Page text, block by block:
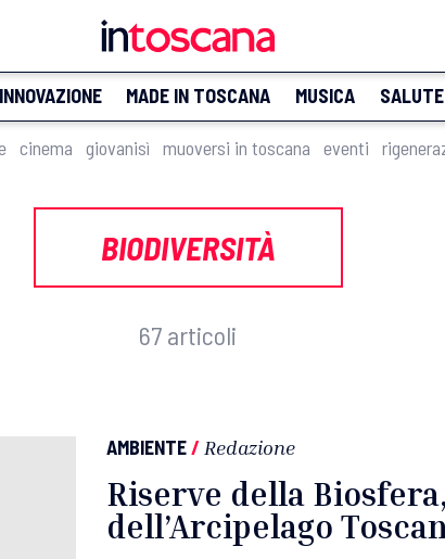
INNOVAZIONE MADE IN TOSCANA MUSICA SALUTE
cinema giovanisì muoversi in toscana eventi
BIODIVERSITÀ
67 articoli
AMBIENTE/ Redazione
Riserve della
dell’Arcipelago